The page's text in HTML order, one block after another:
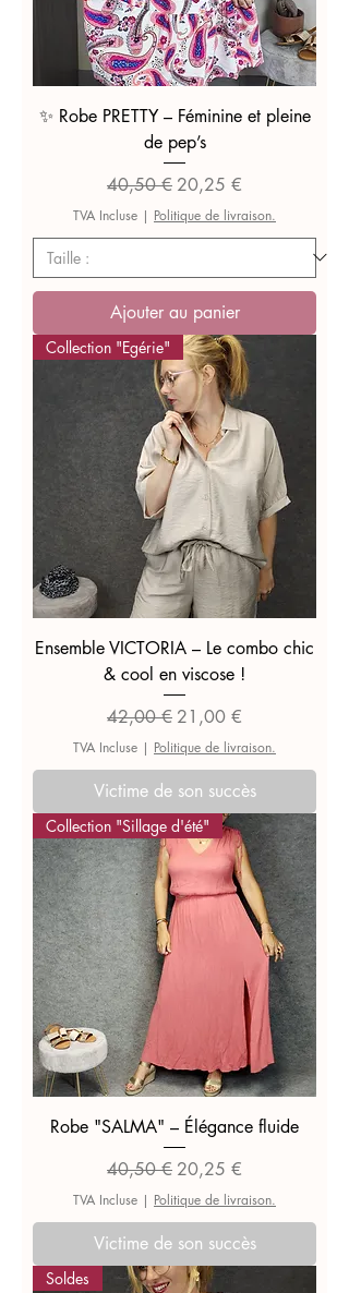
✨ Robe PRETTY – Féminine et pleine
de pep’s
Prix original
40,50 € Prix promotionnel
20,25 €
TVA Incluse | Politique de livraison.
Ajouter au panier
Collection "Egérie"
Ensemble VICTORIA – Le combo chic
& cool en viscose !
Prix original
42,00 € Prix promotionnel
21,00 €
TVA Incluse | Politique de livraison.
Victime de son succès
Collection "Sillage d'été"
Robe "SALMA" – Élégance fluide
Prix original
40,50 € Prix promotionnel
20,25 €
TVA Incluse | Politique de livraison.
Victime de son succès
Soldes